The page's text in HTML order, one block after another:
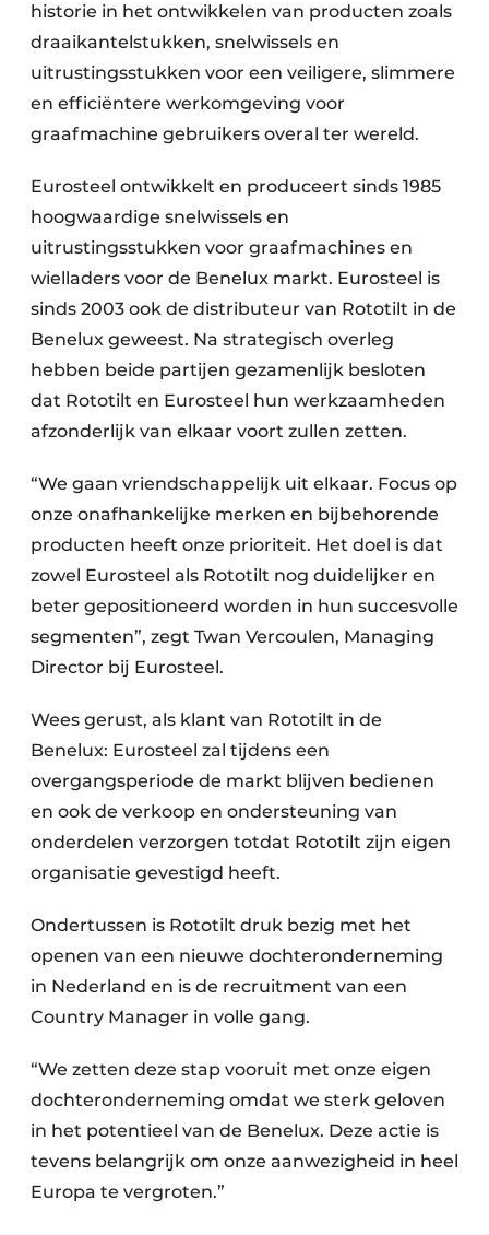
historie in het ontwikkelen van producten zoals
draaikantelstukken, snelwissels en
uitrustingsstukken voor een veiligere, slimmere
en efficiëntere werkomgeving voor
graafmachine gebruikers overal ter wereld.
Eurosteel ontwikkelt en produceert sinds 1985
hoogwaardige snelwissels en
uitrustingsstukken voor graafmachines en
wielladers voor de Benelux markt. Eurosteel is
sinds 2003 ook de distributeur van Rototilt in de
Benelux geweest. Na strategisch overleg
hebben beide partijen gezamenlijk besloten
dat Rototilt en Eurosteel hun werkzaamheden
afzonderlijk van elkaar voort zullen zetten.
“We gaan vriendschappelijk uit elkaar. Focus op
onze onafhankelijke merken en bijbehorende
producten heeft onze prioriteit. Het doel is dat
zowel Eurosteel als Rototilt nog duidelijker en
beter gepositioneerd worden in hun succesvolle
segmenten”, zegt Twan Vercoulen, Managing
Director bij Eurosteel.
Wees gerust, als klant van Rototilt in de
Benelux: Eurosteel zal tijdens een
overgangsperiode de markt blijven bedienen
en ook de verkoop en ondersteuning van
onderdelen verzorgen totdat Rototilt zijn eigen
organisatie gevestigd heeft.
Ondertussen is Rototilt druk bezig met het
openen van een nieuwe dochteronderneming
in Nederland en is de recruitment van een
Country Manager in volle gang.
“We zetten deze stap vooruit met onze eigen
dochteronderneming omdat we sterk geloven
in het potentieel van de Benelux. Deze actie is
tevens belangrijk om onze aanwezigheid in heel
Europa te vergroten.”